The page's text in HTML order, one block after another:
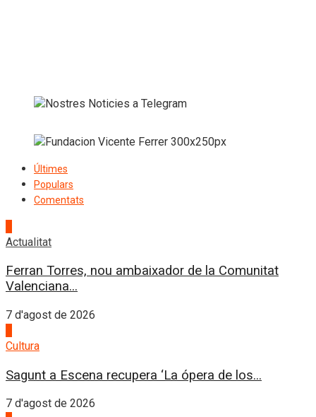
Últimes
Populars
Comentats
Actualitat
Ferran Torres, nou ambaixador de la Comunitat
Valenciana...
7 d'agost de 2026
Cultura
Sagunt a Escena recupera ‘La ópera de los...
7 d'agost de 2026